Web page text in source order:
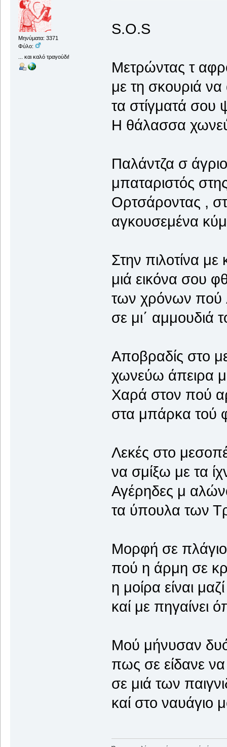
Μηνύματα: 3371
Φύλο:
... και καλό τραγούδι!
S.O.S
Μετρώντας τ
με τη σκουριά
τα στίγματά
Η θάλασσα
Παλάντζα σ
μπαταριστός
Ορτσάροντας ,
αγκουσεμένα
Στην πιλοτίνα με
μιά εικόνα σου
των χρόνων πού
σε μι΄ αμμουδιά
Αποβραδίς στο
χωνεύω άπειρα
Χαρά στον πού
στα μπάρκα τού
Λεκές στο
να σμίξω με τα
Αγέρηδες μ
τα ύπουλα των
Μορφή σε
πού η άρμη σε
η μοίρα είναι
καί με πηγαίνει
Μού μήνυσαν
πως σε είδανε
σε μιά των
καί στο ναυάγιο